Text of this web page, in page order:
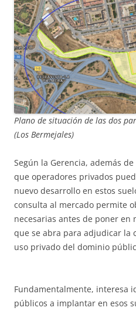
Plano de situación de las dos
(Los Bermejales)
Según la Gerencia, además
que operadores privados
nuevo desarrollo en estos
consulta al mercado permite
necesarias antes de poner
que se abra para adjudicar la
uso privado del dominio
Fundamentalmente, interesa
públicos a implantar en esos